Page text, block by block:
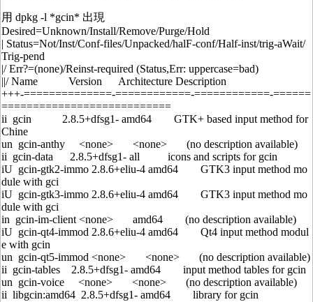
用 dpkg -l *gcin* 出現
Desired=Unknown/Install/Remove/Purge/Hold
| Status=Not/Inst/Conf-files/Unpacked/halF-conf/Half-inst/trig-aWait/
Trig-pend
|/ Err?=(none)/Reinst-required (Status,Err: uppercase=bad)
||/ Name Version Architecture Description
+++-==============-============-============-======
===========================
ii gcin 2.8.5+dfsg1- amd64 GTK+ based input method for
Chine
un gcin-anthy <none> <none> (no description available)
ii gcin-data 2.8.5+dfsg1- all icons and scripts for gcin
iU gcin-gtk2-immo 2.8.6+eliu-4 amd64 GTK3 input method mo
dule with gci
iU gcin-gtk3-immo 2.8.6+eliu-4 amd64 GTK3 input method mo
dule with gci
in gcin-im-client <none> amd64 (no description available)
iU gcin-qt4-immod 2.8.6+eliu-4 amd64 Qt4 input method modul
e with gcin
un gcin-qt5-immod <none> <none> (no description available)
ii gcin-tables 2.8.5+dfsg1- amd64 input method tables for gcin
un gcin-voice <none> <none> (no description available)
ii libgcin:amd64 2.8.5+dfsg1- amd64 library for gcin